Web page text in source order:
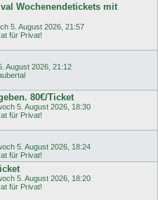
Wochenendetickets mit
5. August 2026, 21:57
für Privat!
August 2026, 21:12
80€/Ticket
5. August 2026, 18:30
für Privat!
5. August 2026, 18:24
für Privat!
5. August 2026, 18:20
für Privat!